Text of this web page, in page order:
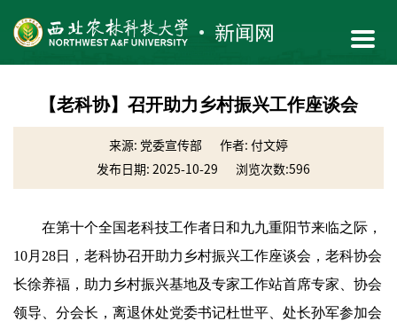
【老科协】召开助力乡村振兴工作座谈会
来源: 党委宣传部
作者: 付文婷
发布日期: 2025-10-29
浏览次数:596
在第十个全国老科技工作者日和九九重阳节来临之际，
10月28日，老科协召开助力乡村振兴工作座谈会，老科协会
长徐养福，助力乡村振兴基地及专家工作站首席专家、协会
领导、分会长，离退休处党委书记杜世平、处长孙军参加会